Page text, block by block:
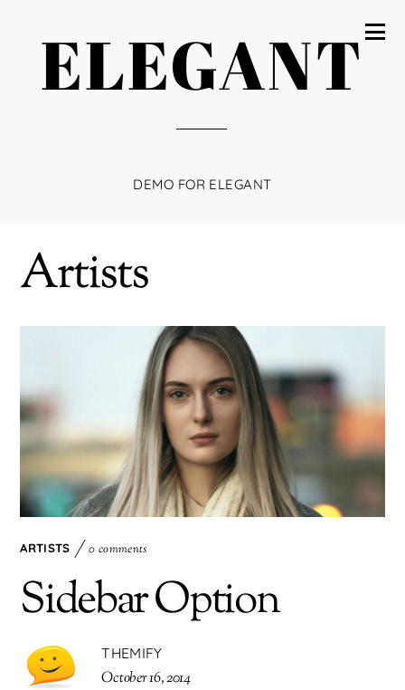
ELEGANT
DEMO FOR ELEGANT
Artists
ARTISTS 0 comments
Sidebar Option
THEMIFY
October 16, 2014